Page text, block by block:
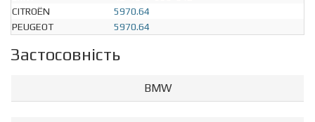
CITROËN
5970.64
PEUGEOT
5970.64
Застосовність
BMW